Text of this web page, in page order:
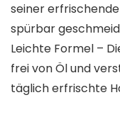
seiner
spürbar
Leichte Formel –
frei von Öl und
täglich erfrischte